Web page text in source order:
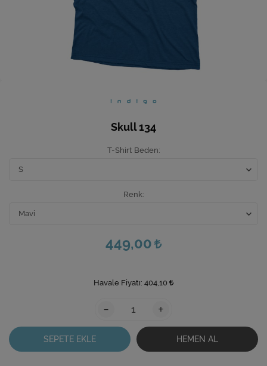
Skull 134
T-Shirt Beden
Renk
449,00
Havale Fiyatı: 404,10
- +
SEPETE EKLE HEMEN AL